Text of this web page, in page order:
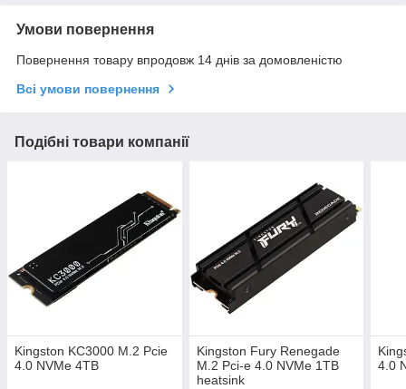
Умови повернення
Повернення товару впродовж 14 днів за домовленістю
Всі умови повернення
Подібні товари компанії
Kingston KC3000 M.2 Pcie
4.0 NVMe 4TB
Kingston Fury Renegade
M.2 Pci-e 4.0 NVMe 1TB
heatsink
4.0